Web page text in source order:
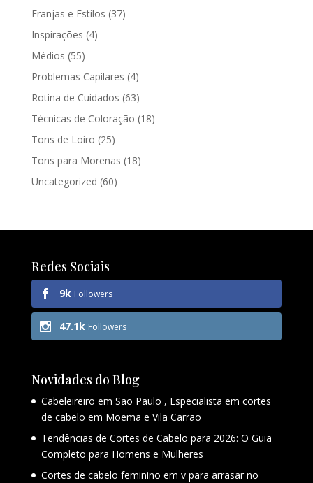
Franjas e Estilos (37)
Inspirações (4)
Médios (55)
Problemas Capilares (4)
Rotina de Cuidados (63)
Técnicas de Coloração (18)
Tons de Loiro (25)
Tons para Morenas (18)
Uncategorized (60)
Redes Sociais
9k Followers
47.1k Followers
Novidades do Blog
Cabeleireiro em São Paulo , Especialista em cortes
de cabelo em Moema e Vila Carrão
Tendências de Cortes de Cabelo para 2026: O Guia
Completo para Homens e Mulheres
Cortes de cabelo feminino em v para arrasar no